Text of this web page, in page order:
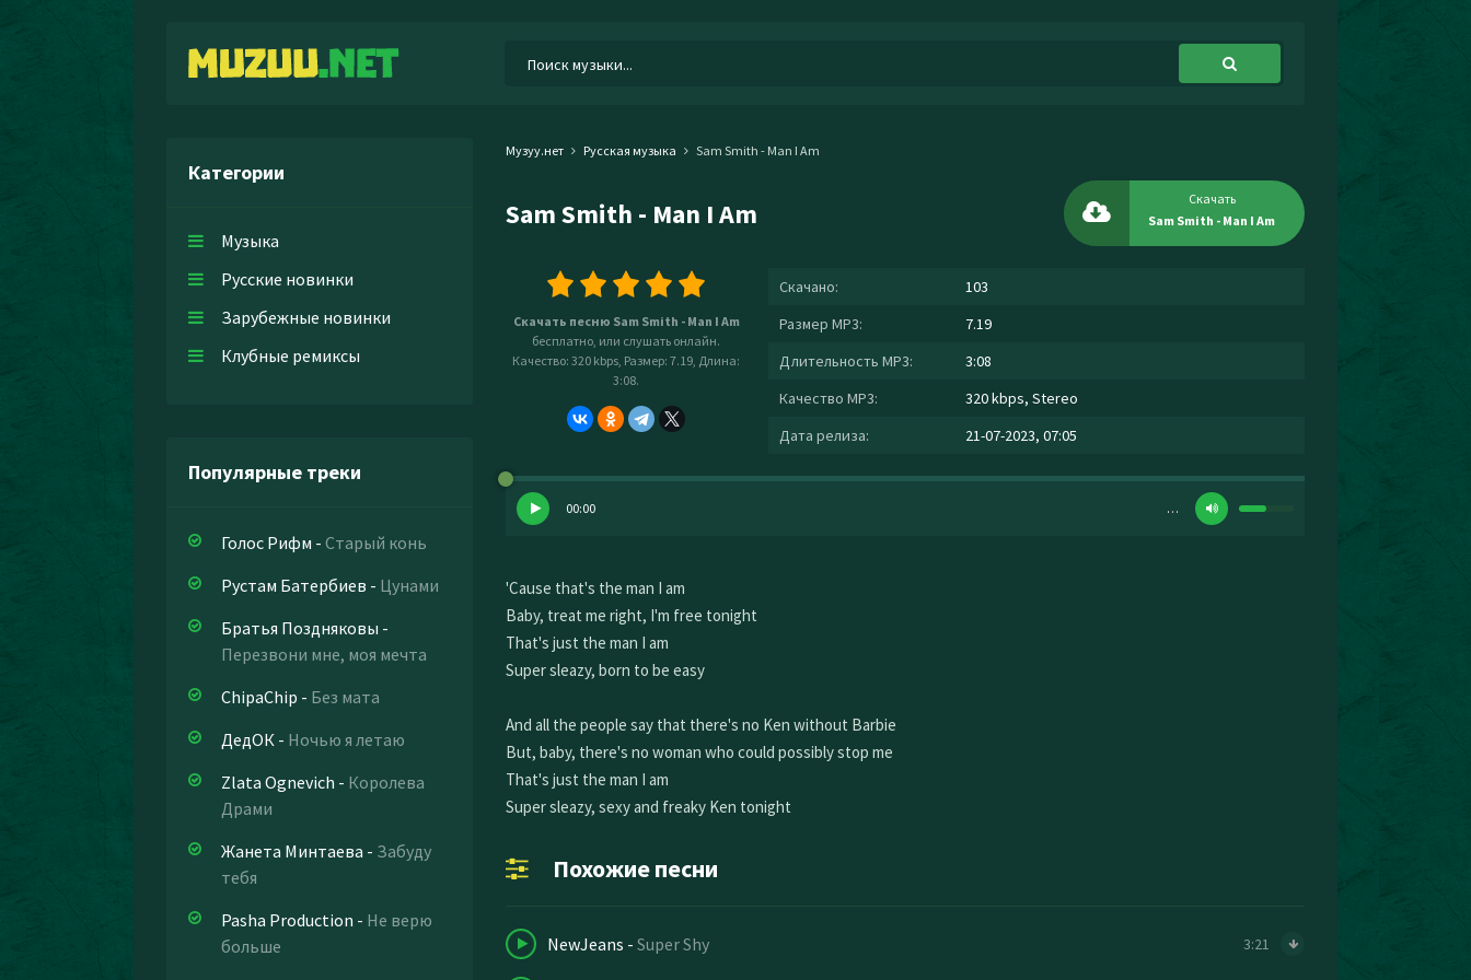
Категории
Музыка
Русские новинки
Зарубежные новинки
Клубные ремиксы
Популярные треки
Голос Рифм - Старый конь
Рустам Батербиев - Цунами
Братья Поздняковы -
Перезвони мне, моя мечта
ChipaChip - Без мата
ДедОК - Ночью я летаю
Zlata Ognevich - Королева
Драми
Жанета Минтаева - Забуду
тебя
Pasha Production - Не верю
больше
Музуу.нет Русская музыка Sam Smith - Man I Am
Sam Smith - Man I Am
Скачать
Sam Smith - Man I Am
Скачать песню Sam Smith - Man I Am
бесплатно, или слушать онлайн.
Качество: 320 kbps, Размер: 7.19, Длина:
3:08.
Скачано:
103
Размер MP3:
7.19
Длительность MP3:
3:08
Качество MP3:
320 kbps, Stereo
Дата релиза:
21-07-2023, 07:05
00:00 …
'Cause that's the man I am
Baby, treat me right, I'm free tonight
That's just the man I am
Super sleazy, born to be easy
And all the people say that there's no Ken without Barbie
But, baby, there's no woman who could possibly stop me
That's just the man I am
Super sleazy, sexy and freaky Ken tonight
Похожие песни
NewJeans - Super Shy 3:21